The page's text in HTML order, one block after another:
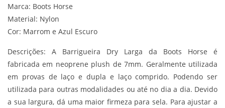
Marca: Boots Horse
Material: Nylon
Cor: Marrom e Azul Escuro
Descrições: A Barrigueira Dry Larga da Boots Horse é
fabricada em neoprene plush de 7mm. Geralmente utilizada
em provas de laço e dupla e laço comprido. Podendo ser
utilizada para outras modalidades ou até no dia a dia. Devido
a sua largura, dá uma maior firmeza para sela. Para ajustar a